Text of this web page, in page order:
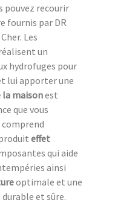
pouvez recourir
fournis par DR
Les
un
hydrofuges pour
lui apporter une
maisonest
que vous
effet
qui aide
ainsi
optimale et une
et sûre.